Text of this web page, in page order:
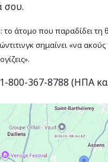
σου.
το άτομο που παραδίδει τη
σημαίνει «να
800-367-8788 (ΗΠΑ